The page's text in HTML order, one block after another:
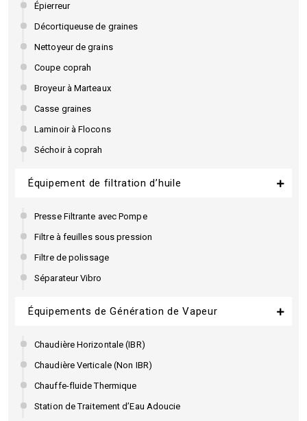
Épierreur
Décortiqueuse de graines
Nettoyeur de grains
Coupe coprah
Broyeur à Marteaux
Casse graines
Laminoir à Flocons
Séchoir à coprah
Équipement de filtration d’huile
Presse Filtrante avec Pompe
Filtre à feuilles sous pression
Filtre de polissage
Séparateur Vibro
Équipements de Génération de Vapeur
Chaudière Horizontale (IBR)
Chaudière Verticale (Non IBR)
Chauffe-fluide Thermique
Station de Traitement d’Eau Adoucie